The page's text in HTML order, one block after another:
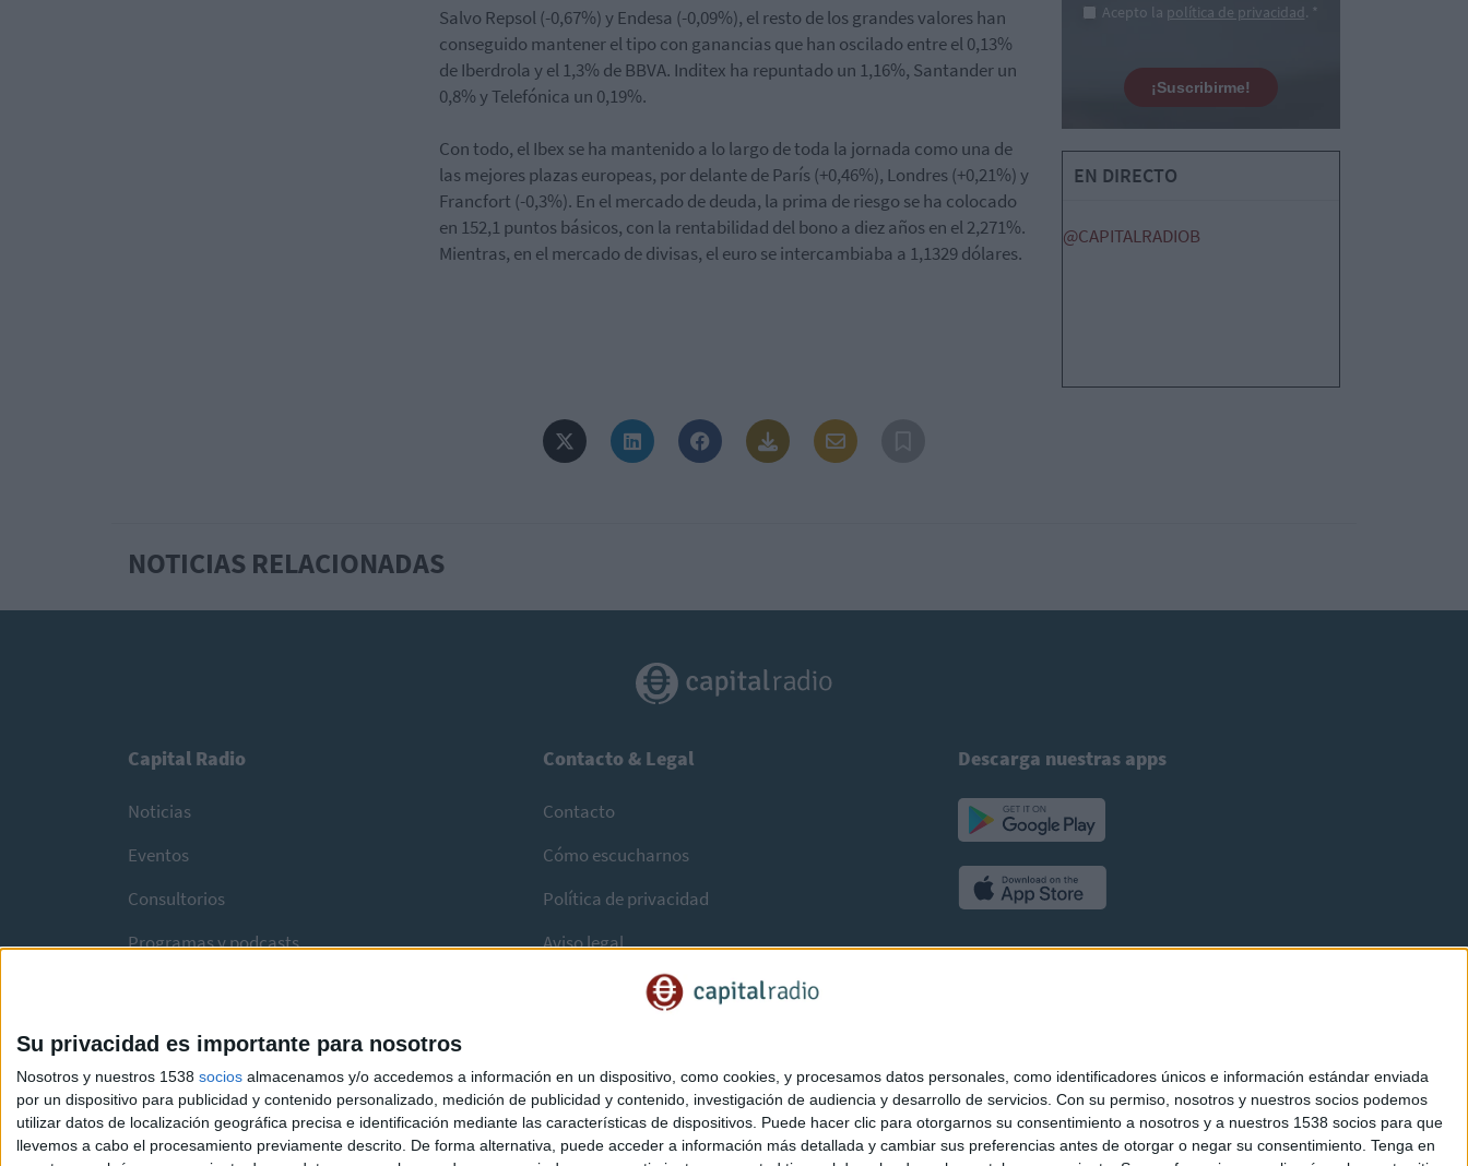
Su privacidad es importante para nosotros
Nosotros y nuestros 1538 socios almacenamos y/o accedemos a información en un dispositivo, como cookies, y procesamos datos personales, como identificadores únicos e información estándar enviada
por un dispositivo para publicidad y contenido personalizado, medición de publicidad y contenido, investigación de audiencia y desarrollo de servicios. Con su permiso, nosotros y nuestros socios podemos
utilizar datos de localización geográfica precisa e identificación mediante las características de dispositivos. Puede hacer clic para otorgarnos su consentimiento a nosotros y a nuestros 1538 socios para que
llevemos a cabo el procesamiento previamente descrito. De forma alternativa, puede acceder a información más detallada y cambiar sus preferencias antes de otorgar o negar su consentimiento. Tenga en
Salvo Repsol (-0,67%) y Endesa (-0,09%), el resto de los grandes valores han
conseguido mantener el tipo con ganancias que han oscilado entre el 0,13%
de Iberdrola y el 1,3% de BBVA. Inditex ha repuntado un 1,16%, Santander un
0,8% y Telefónica un 0,19%.
Con todo, el Ibex se ha mantenido a lo largo de toda la jornada como una de
las mejores plazas europeas, por delante de París (+0,46%), Londres (+0,21%) y
Francfort (-0,3%). En el mercado de deuda, la prima de riesgo se ha colocado
en 152,1 puntos básicos, con la rentabilidad del bono a diez años en el 2,271%.
Mientras, en el mercado de divisas, el euro se intercambiaba a 1,1329 dólares.
Acepto la política de privacidad. *
¡Suscribirme!
EN DIRECTO
@CAPITALRADIOB
NOTICIAS RELACIONADAS
Capital Radio
Noticias
Eventos
Consultorios
Programas y podcasts
Contacto & Legal
Contacto
Cómo escucharnos
Política de privacidad
Aviso legal
Descarga nuestras apps